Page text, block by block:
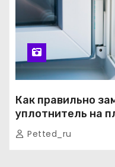
Как правильно
уплотнитель на
окнах: пошаговое
от экспертов
Petted_ru